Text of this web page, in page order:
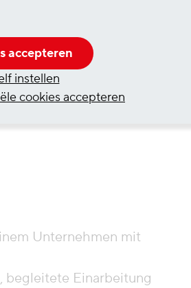
Unternehmen mit
begleitete Einarbeitung
accepteren
instellen
cookies accepteren